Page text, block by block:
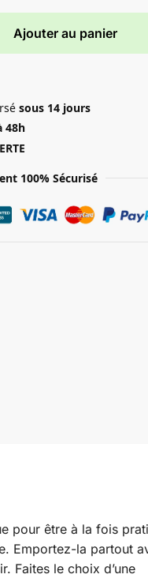
Ajouter au panier
sous 14 jours
48h
100% Sécurisé
pour être à la fois
Emportez-la partout
Faites le choix d’une